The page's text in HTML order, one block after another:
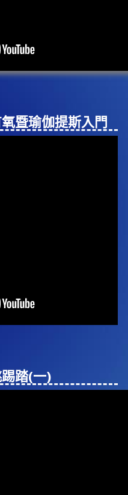
暨瑜伽提斯入⾨
踏(⼀)